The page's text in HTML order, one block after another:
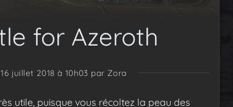
for Azeroth
juillet 2018 à 10h03 par Zora
utile, puisque vous récoltez la peau des